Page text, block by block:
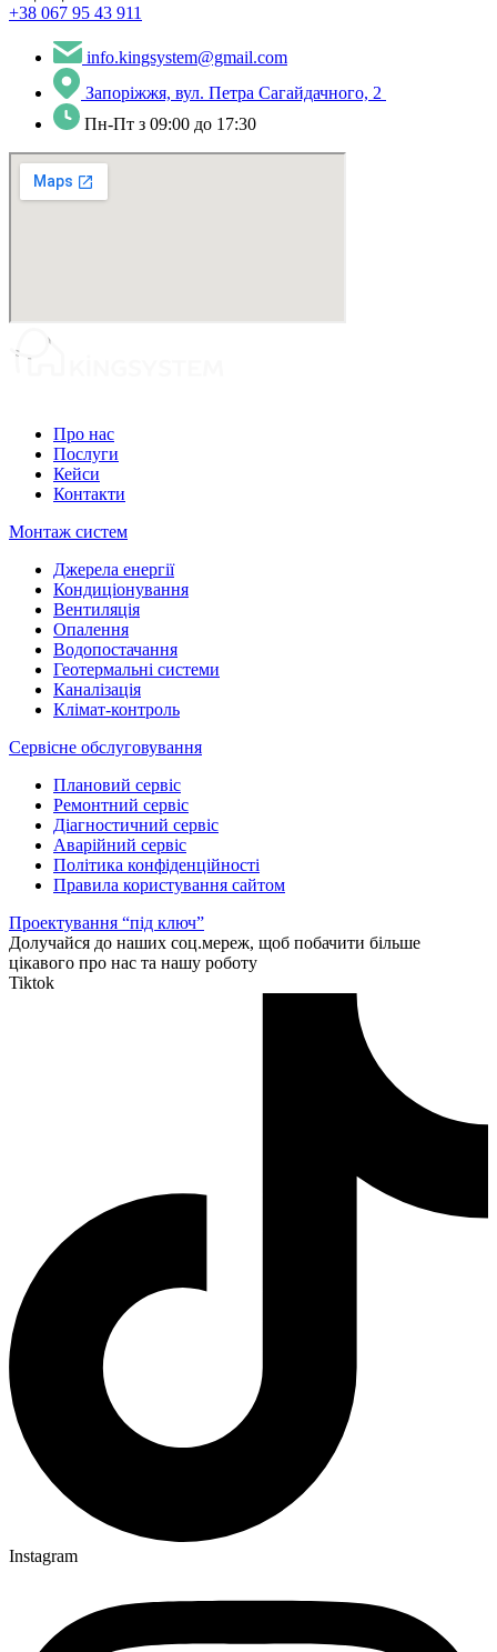
+38 067 95 43 911
info.kingsystem@gmail.com
Запоріжжя, вул. Петра Сагайдачного, 2
Пн-Пт з 09:00 до 17:30
Про нас
Послуги
Кейси
Контакти
Монтаж систем
Джерела енергії
Кондиціонування
Вентиляція
Опалення
Водопостачання
Геотермальні системи
Каналізація
Клімат-контроль
Сервісне обслуговування
Плановий сервіс
Ремонтний сервіс
Діагностичний сервіс
Аварійний сервіс
Політика конфіденційності
Правила користування сайтом
Проeктування “під ключ”
Долучайся до наших соц.мереж, щоб побачити більше
цікавого про нас та нашу роботу
Tiktok
Instagram